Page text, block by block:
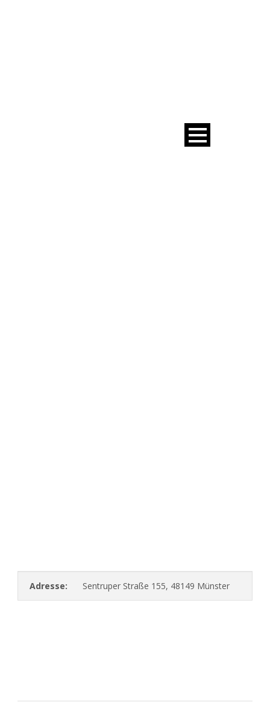
Adresse: Sentruper Straße 155, 48149 Münster